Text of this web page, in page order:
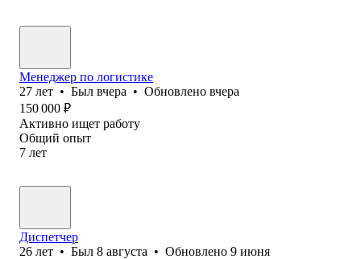
Менеджер по логистике
27 лет • Был вчера • Обновлено вчера
150 000 ₽
Активно ищет работу
Общий опыт
7 лет
Диспетчер
26 лет • Был 8 августа • Обновлено 9 июня